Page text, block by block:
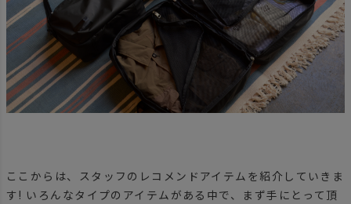
ここからは、スタッフのレコメンドアイテムを紹介していきま
す! いろんなタイプのアイテムがある中で、まず手にとって頂